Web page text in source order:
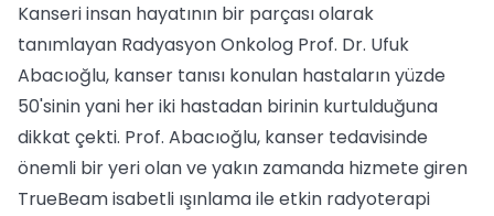
Kanseri insan hayatının bir parçası olarak
tanımlayan Radyasyon Onkolog Prof. Dr. Ufuk
Abacıoğlu, kanser tanısı konulan hastaların yüzde
50'sinin yani her iki hastadan birinin kurtulduğuna
dikkat çekti. Prof. Abacıoğlu, kanser tedavisinde
önemli bir yeri olan ve yakın zamanda hizmete giren
TrueBeam isabetli ışınlama ile etkin radyoterapi